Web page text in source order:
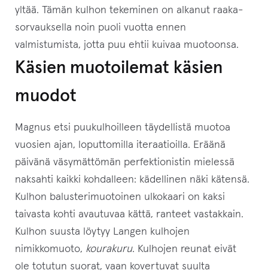
t
y
ä
k
e
i
t
ä
m
ä
n
t
u
o
yltää. Tämän kulhon tekeminen on alkanut raaka-
sorvauksella noin puoli vuotta ennen
valmistumista, jotta puu ehtii kuivaa muotoonsa.
Käsien muotoilemat käsien
muodot
Magnus etsi puukulhoilleen täydellistä muotoa
vuosien ajan, loputtomilla iteraatioilla. Eräänä
päivänä väsymättömän perfektionistin mielessä
naksahti kaikki kohdalleen: kädellinen näki kätensä.
Kulhon balusterimuotoinen ulkokaari on kaksi
taivasta kohti avautuvaa kättä, ranteet vastakkain.
Kulhon suusta löytyy Langen kulhojen
nimikkomuoto, kourakuru. Kulhojen reunat eivät
ole totutun suorat, vaan kovertuvat suulta